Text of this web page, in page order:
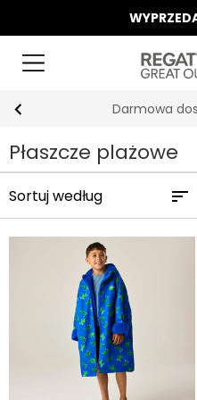
Odbierz 15%, za
Płaszcze plażowe